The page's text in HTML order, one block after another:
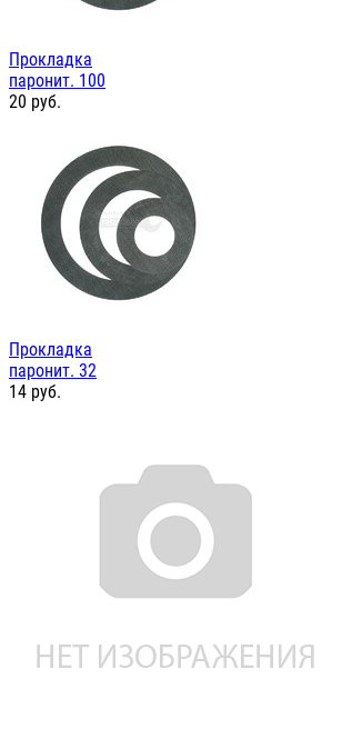
Прокладка
паронит. 100
20 руб.
Прокладка
паронит. 32
14 руб.